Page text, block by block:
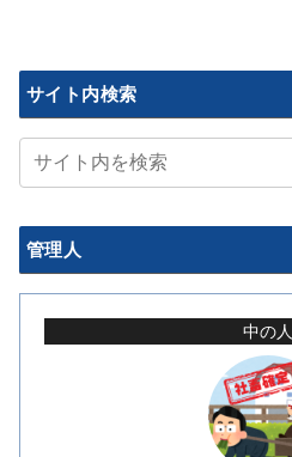
サイト内検索
管理人
中の人